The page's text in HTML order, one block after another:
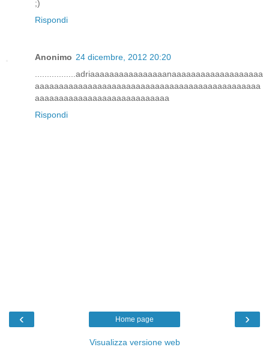
;)
Rispondi
Anonimo 24 dicembre, 2012 20:20
.................adriaaaaaaaaaaaaaaaanaaaaaaaaaaaaaaaaaaa
aaaaaaaaaaaaaaaaaaaaaaaaaaaaaaaaaaaaaaaaaaaaaaa
aaaaaaaaaaaaaaaaaaaaaaaaaaaa
Rispondi
‹ ›
Home page
Visualizza versione web